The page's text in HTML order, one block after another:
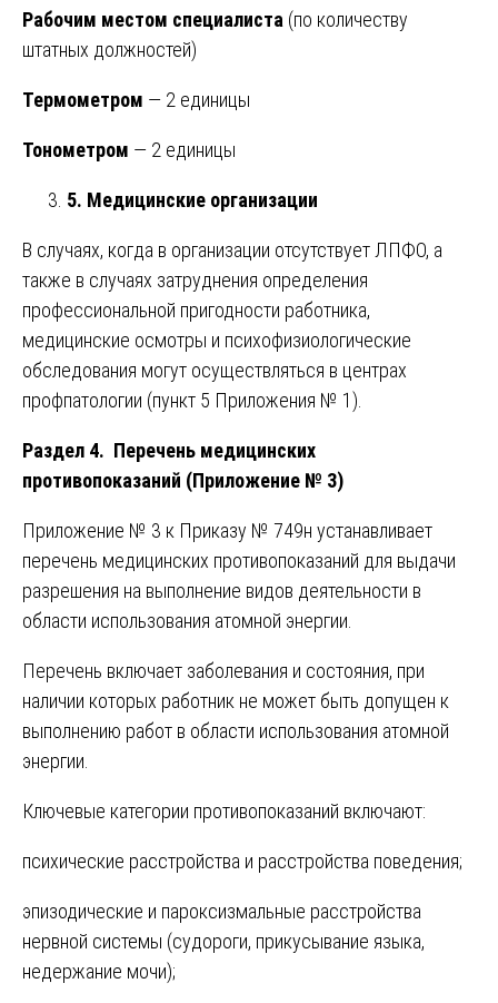
Рабочим местом специалиста (по количеству
штатных должностей)
Термометром — 2 единицы
Тонометром — 2 единицы
5. Медицинские организации
В случаях, когда в организации отсутствует ЛПФО, а
также в случаях затруднения определения
профессиональной пригодности работника,
медицинские осмотры и психофизиологические
обследования могут осуществляться в центрах
профпатологии (пункт 5 Приложения № 1).
Раздел 4. Перечень медицинских
противопоказаний (Приложение № 3)
Приложение № 3 к Приказу № 749н устанавливает
перечень медицинских противопоказаний для выдачи
разрешения на выполнение видов деятельности в
области использования атомной энергии.
Перечень включает заболевания и состояния, при
наличии которых работник не может быть допущен к
выполнению работ в области использования атомной
энергии.
Ключевые категории противопоказаний включают:
психические расстройства и расстройства поведения;
эпизодические и пароксизмальные расстройства
нервной системы (судороги, прикусывание языка,
недержание мочи);